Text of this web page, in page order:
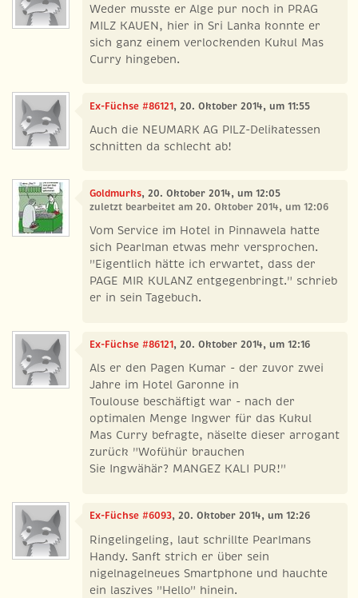
Weder musste er Alge pur noch in PRAG
MILZ KAUEN, hier in Sri Lanka konnte er
sich ganz einem verlockenden Kukul Mas
Curry hingeben.
Ex-Füchse #86121, 20. Oktober 2014, um 11:55
Auch die NEUMARK AG PILZ-Delikatessen
schnitten da schlecht ab!
Goldmurks, 20. Oktober 2014, um 12:05
zuletzt bearbeitet am 20. Oktober 2014, um 12:06
Vom Service im Hotel in Pinnawela hatte
sich Pearlman etwas mehr versprochen.
"Eigentlich hätte ich erwartet, dass der
PAGE MIR KULANZ entgegenbringt." schrieb
er in sein Tagebuch.
Ex-Füchse #86121, 20. Oktober 2014, um 12:16
Als er den Pagen Kumar - der zuvor zwei
Jahre im Hotel Garonne in
Toulouse beschäftigt war - nach der
optimalen Menge Ingwer für das Kukul
Mas Curry befragte, näselte dieser arrogant
zurück "Wofühür brauchen
Sie Ingwähär? MANGEZ KALI PUR!"
Ex-Füchse #6093, 20. Oktober 2014, um 12:26
Ringelingeling, laut schrillte Pearlmans
Handy. Sanft strich er über sein
nigelnagelneues Smartphone und hauchte
ein laszives "Hello" hinein.